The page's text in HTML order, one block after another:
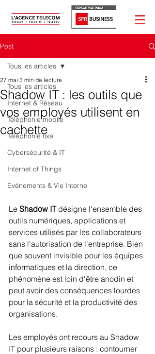
Post
Tous les articles
Internet & Réseau
Téléphonie mobile
Téléphonie fixe
Cybersécurité & IT
Internet of Things
Evénements & Vie Interne
Tous les articles
Shadow IT : les outils que
vos employés utilisent en
cachette
27 mai 3 min de lecture
Le Shadow IT désigne l'ensemble des
outils numériques, applications et
services utilisés par les collaborateurs
sans l'autorisation de l'entreprise. Bien
que souvent invisible pour les équipes
informatiques et la direction, ce
phénomène est loin d'être anodin et
peut avoir des conséquences lourdes
pour la sécurité et la productivité des
organisations.
Les employés ont recours au Shadow
IT pour plusieurs raisons : contourner